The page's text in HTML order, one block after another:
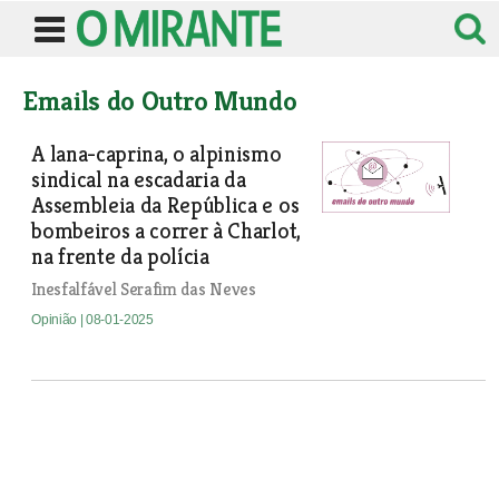
Emails do Outro Mundo
A lana-caprina, o alpinismo
sindical na escadaria da
Assembleia da República e os
bombeiros a correr à Charlot,
na frente da polícia
Inesfalfável Serafim das Neves
Opinião | 08-01-2025